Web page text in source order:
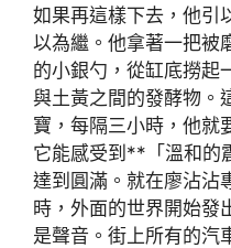
如果再這樣下去，他引
以為繼。他拿著一把被
的小銀勺，從缸底撈起
與土黃之間的發酵物。
寶，每隔三小時，他就
它能感受到**「溫和的
達到圓滿。就在廖沾沾
時，外面的世界開始發
是聲音。街上所有的汽